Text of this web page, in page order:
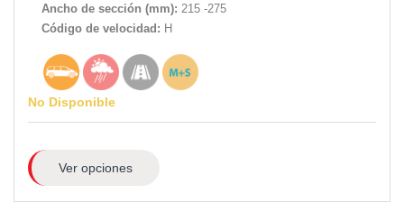
Ancho de sección (mm): 215 -275
Código de velocidad: H
No Disponible
Ver opciones